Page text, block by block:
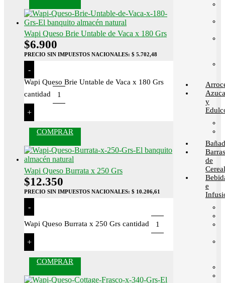
Wapi Queso Brie Untable de Vaca x 180 Grs
$6.900
PRECIO SIN IMPUESTOS NACIONALES: $ 5.702,48
-
Wapi Queso Brie Untable de Vaca x 180 Grs
cantidad
+
COMPRAR
Wapi Queso Burrata x 250 Grs
$12.350
PRECIO SIN IMPUESTOS NACIONALES: $ 10.206,61
-
Wapi Queso Burrata x 250 Grs cantidad
+
COMPRAR
y
Barras
de
e